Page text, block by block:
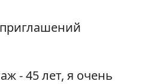
- 45 лет, я очень